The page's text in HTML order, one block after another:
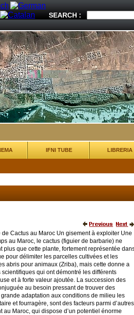
SEARCH :
IFNI TUBE LIBRERIA
des populations indigènes, avant d’être introduit vers le 16ème siècle dans le nord et le sud de l’Afrique et dans le pourtour Méditerranéen. La superficie totale du Cactus, pour ce qui est du Maroc, peut être évaluée entre 120.000 et 150.000 ha. La culture est présente sur l’ensemble du territoire mais avec des densités qui varient d’une région à l’autre : les plus fortes concentrations sont constatées à Rhamna (35.000 ha), Sidi Ifni et Aït Ba Amrane (40.000 ha), Al-Hoceima, Doukala, Oued-Zem et les environs de Casablanca. Concernant les variétés disponibles au Maroc, grâce à la diversité de ses régions écologiques, le Royaume dispose de plusieurs variétés. Il serait juste de dire que chaque région a son propre cultivar. Le cactus « Opuntia ficus indica» est la principale espèce qui s’est adaptée aux conditions locales pour donner ces différents cultivars dont on cite, entre autres : Moussa, Aissa et Achefri (Sidi Ifni), Rhamania (Rhamna), Doukalia (El-Jadida), El-Hadaouiya (Casablanca), Majdoubia (Mohammedia) et Eddallahia (Al-Hociema). La nouvelle stratégie du développement de l’agriculture Marocaine concrétisée par le Plan Maroc Vert (PMV) est une véritable opportunité pour le développement des différentes filières liées au Cactus, sachant que le PMV prévoit la consécration d’un million d’hectares pour des espèces fruitières peu exigeantes en eau, tel que l’olivier, le caroubier ou encore le cactus, autant dire que les superficies réservées au Cactus au niveau de chaque région devront connaître une augmentation remarquable, notamment dans les régions de Guelmim-Smara (70.000 ha supplémentaires) et Rhamna (50.000 ha). Si le Cactus est une culture qui cadre parfaitement avec la philosophie et les objectifs du Plan Maroc Vert, la réussite de tous ces programmes nécessite l’adoption d’une approche intégrée portant notamment sur le développement du terroir dans sa globalité. Favoriser de meilleures conditions de production, de récolte et de commercialisation du fruit de cactus et explorer toutes les voies pour la valorisation de cette plante pour en faire un levier de développement local en zones rurales du sud du Maroc, tel est le pari que tente de relever l’Agence pour le développement des provinces du Sud à travers un ambitieux programme, dont les premiers résultats semblent prometteurs. Aujourd’hui hui , il est impératif et vital de plaider en faveur d’une accentuation des efforts afin de maîtriser au mieux les mouvements d’exportation des graines des figues vers l’étranger de manière à ce que la marge des bénéfices reste au Maroc comme il est urgent d’appuyer le développement d’une véritable industrie nationale cosmétique et pharmaceutique liée au Cactus et de promouvoir la recherche scientifique dans ce domaine. A ce sujet, le renforcement des relations de partenariat avec le Mexique qui dispose d’une longue expérience et d’un grand savoir-faire dans ce domaine et l’engagement du secteur privé à investir davantage dans cette activité prometteuse sont des leitmotiv majeurs afin d’assurer à la culture du Cactus l’essor d’un avenir prometteur. En outre , Intégrer la culture du Cactus dans le cadre des programmes de lutte contre la pauvreté et de développement social est devenu un impératif majeur afin de créer des richesses et des emplois en milieu rural à condition de ne pas laisser le filon des huiles de Cactus à la merci des hommes d’affaires. En effet , la filière devrait être organisée afin que les populations concernées puissent en profiter en priorité. Un excellent travail est accompli, en permanence, par des chercheurs marocains dans nombre d’universités et d’instituts nationaux dont l’INRA, l’Institut Hassan II de Rabat et d’Agadir, l’université Cadi Ayyad de Marrakech ou encore Hassan I de Settat, entre autres. Des efforts qui se sont soldés par la publication de plusieurs études et recherches et la mise au point de certains produits à base du cactus. Par Hafid FASSI FIHRI 1 2 3 Sur le plan environnemental, la culture du Cactus permet la préservation des sols contre l’érosion, la lutte contre la désertification et la conservation de la biodiversité, tout en contribuant à la régénération des espèces végétales spontanées et à la constitution d’un microclimat favorable au développement d’une faune et une flore très diversifiées. Les vergers de cactus constituent aussi de très beaux sites pour la recréation et le tourisme rural et de véritables réserves pour les amateurs des activités cynégétiques. 4 Le Cactus est considéré comme étant l’une des plantes les plus rentables économiquement, car elle permet aux agriculteurs de diversifier les activités génératrices de revenu (apiculture, extraction d’huile de cactus, vente des figues fraîches ou séchées…). Le Cactus présente également des avantages alimentaires indéniables, puisqu’il peut contribuer à la lutte contre la famine ou encore la malnutrition 5 Intégrer la culture du Cactus dans le cadre des programmes de lutte contre la p